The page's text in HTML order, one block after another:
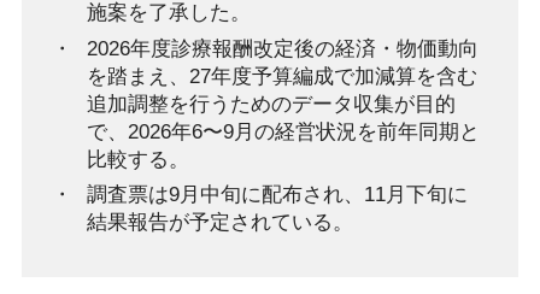
施案を了承した。
2026年度診療報酬改定後の経済・物価動向
を踏まえ、27年度予算編成で加減算を含む
追加調整を行うためのデータ収集が目的
で、2026年6〜9月の経営状況を前年同期と
比較する。
調査票は9月中旬に配布され、11月下旬に
結果報告が予定されている。